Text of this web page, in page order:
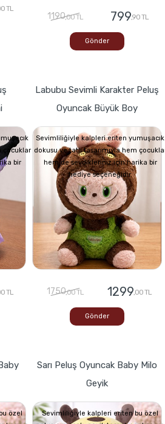
TL
1190,00 TL 799,90 TL
Gönder
çocuklar
bir
TL
Labubu Sevimli Karakter Peluş
Oyuncak Büyük Boy
Sevimliliğiyle kalpleri eriten yumuşacık
dokusu ve tatlı tasarımıyla hem
hem de sevdikleriniz için harika bir
hediye seçeneğidir.
1750,00 TL 1299,00 TL
Gönder
özel
Sarı Peluş Oyuncak Baby Milo
Geyik
Sevimliliğiyle kalpleri eriten bu özel